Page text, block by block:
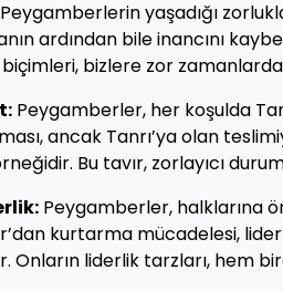
Peygamberlerin yaşadığı
ardından bile inancını
bizlere zor
Peygamberler, her koşulda
ancak Tanrı’ya olan
Bu tavır, zorlayıcı
Peygamberler, halklarına
kurtarma mücadelesi,
Onların liderlik tarzları, hem